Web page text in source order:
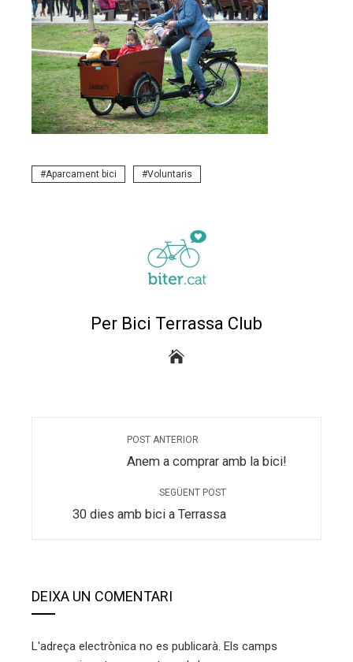
Aparcament bici Voluntaris
Per Bici Terrassa Club
POST ANTERIOR
Anem a comprar amb la bici!
SEGÜENT POST
30 dies amb bici a Terrassa
DEIXA UN COMENTARI
L'adreça electrònica no es publicarà. Els camps